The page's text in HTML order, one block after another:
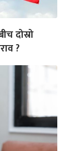
दोस्रो
?